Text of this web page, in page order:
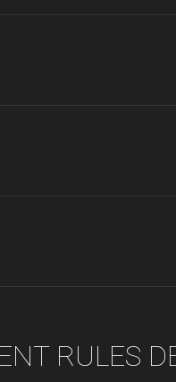
RULES